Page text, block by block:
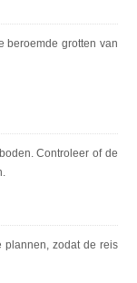
beroemde grotten van
Controleer of de
plannen, zodat de reis